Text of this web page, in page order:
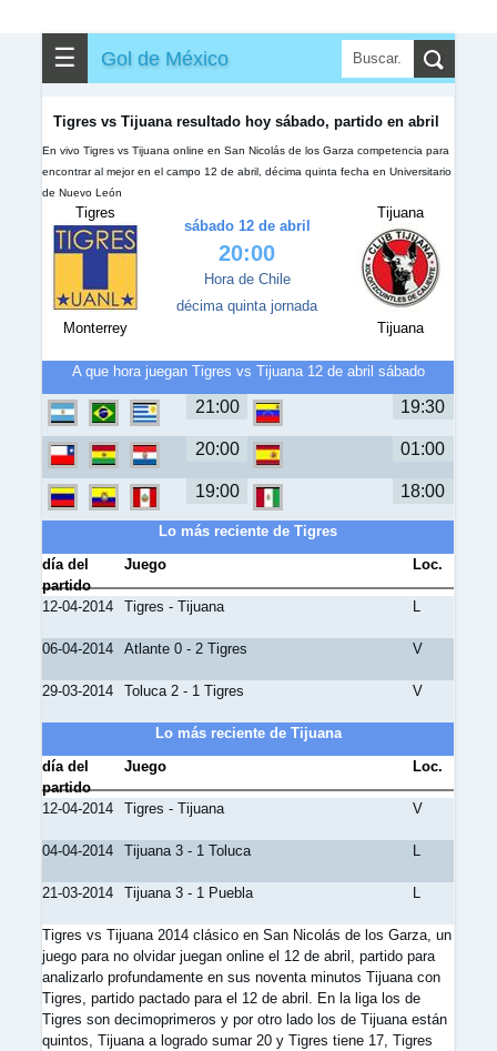
☰ Gol de México
Tigres vs Tijuana resultado hoy sábado, partido en abril
En vivo Tigres vs Tijuana online en San Nicolás de los Garza competencia para
encontrar al mejor en el campo 12 de abril, décima quinta fecha en Universitario
de Nuevo León
Tigres
Monterrey
sábado 12 de abril
20:00
Hora de Chile
décima quinta jornada
Tijuana
Tijuana
A que hora juegan Tigres vs Tijuana 12 de abril sábado
21:00 19:30
20:00 01:00
19:00 18:00
Lo más reciente de Tigres
día del
partido
Juego Loc.
12-04-2014 Tigres - Tijuana L
06-04-2014 Atlante 0 - 2 Tigres V
29-03-2014 Toluca 2 - 1 Tigres V
Lo más reciente de Tijuana
día del
partido
Juego Loc.
12-04-2014 Tigres - Tijuana V
04-04-2014 Tijuana 3 - 1 Toluca L
21-03-2014 Tijuana 3 - 1 Puebla L
Tigres vs Tijuana 2014 clásico en San Nicolás de los Garza, un
juego para no olvidar juegan online el 12 de abril, partido para
analizarlo profundamente en sus noventa minutos Tijuana con
Tigres, partido pactado para el 12 de abril. En la liga los de
Tigres son decimoprimeros y por otro lado los de Tijuana están
quintos, Tijuana a logrado sumar 20 y Tigres tiene 17, Tigres